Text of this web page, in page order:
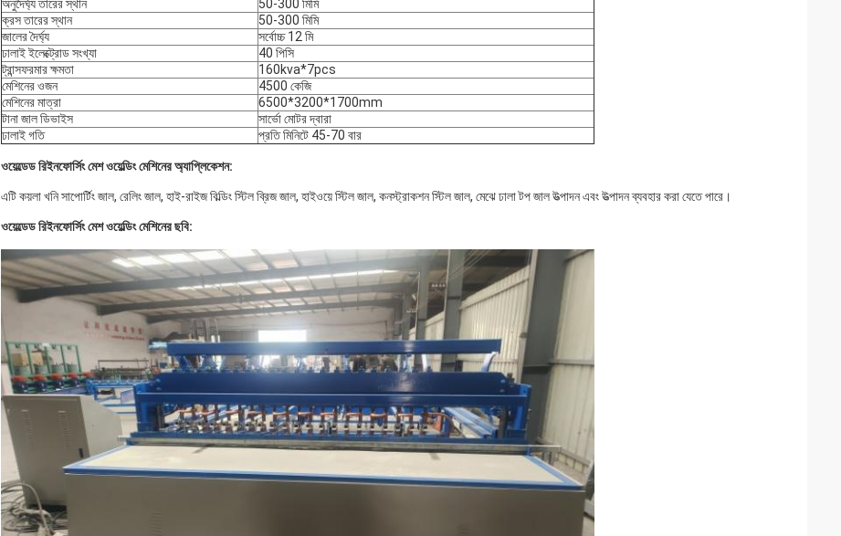
অনুদৈর্ঘ্য তারের স্থান
50-300 মিমি
ক্রস তারের স্থান
50-300 মিমি
জালের দৈর্ঘ্য
সর্বোচ্চ 12 মি
ঢালাই ইলেক্ট্রোড সংখ্যা
40 পিসি
ট্রান্সফরমার ক্ষমতা
160kva*7pcs
মেশিনের ওজন
4500 কেজি
মেশিনের মাত্রা
6500*3200*1700mm
টানা জাল ডিভাইস
সার্ভো মোটর দ্বারা
ঢালাই গতি
প্রতি মিনিটে 45-70 বার
ওয়েল্ডেড রিইনফোর্সিং মেশ ওয়েল্ডিং মেশিনের অ্যাপ্লিকেশন:
এটি কয়লা খনি সাপোর্টিং জাল, রেলিং জাল, হাই-রাইজ বিল্ডিং স্টিল ব্রিজ জাল, হাইওয়ে স্টিল জাল, কনস্ট্রাকশন স্টিল জাল, মেঝে ঢালা টপ জাল উত্পাদন এবং উত্পাদন ব্যবহার করা যেতে পারে।
ওয়েল্ডেড রিইনফোর্সিং মেশ ওয়েল্ডিং মেশিনের ছবি: